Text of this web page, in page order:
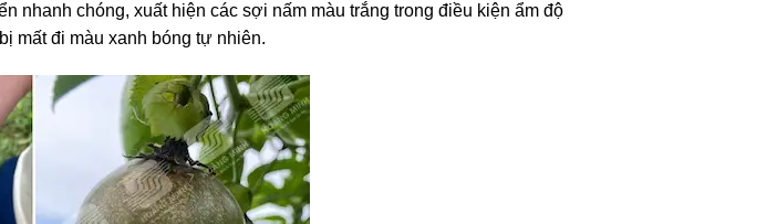
nhanh chóng, xuất hiện các sợi nấm màu trắng trong điều kiện ẩm độ
mất đi màu xanh bóng tự nhiên.